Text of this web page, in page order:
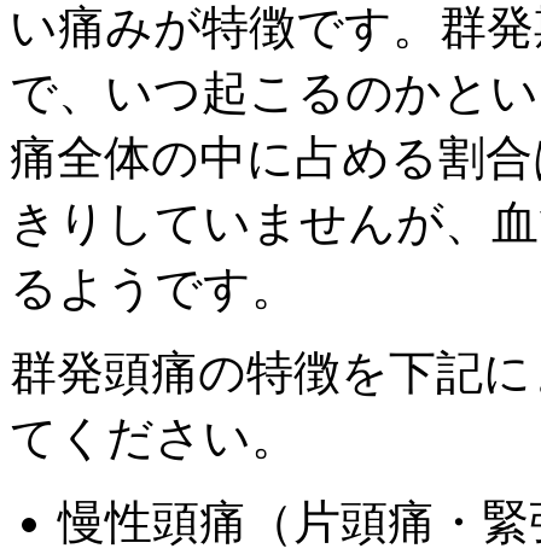
い痛みが特徴です。群
で、いつ起こるのかと
痛全体の中に占める割
きりしていませんが、
るようです。
群発頭痛の特徴を下記
てください。
慢性頭痛（片頭痛・